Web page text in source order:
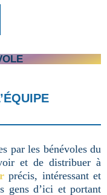
par les bénévoles du
et de distribuer à
précis, intéressant et
gens d’ici et portant